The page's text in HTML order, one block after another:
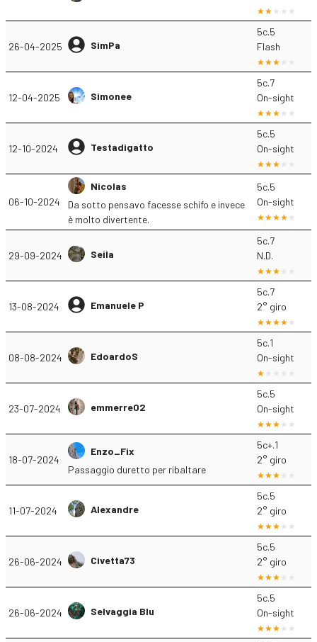
26-04-2025 SimPa
5c.5
Flash
12-04-2025 Simonee
5c.7
On-sight
12-10-2024 Testadigatto
5c.5
On-sight
06-10-2024
Nicolas
Da sotto pensavo facesse schifo e invece
è molto divertente.
5c.5
On-sight
29-09-2024 Seila
5c.7
N.D.
13-08-2024 Emanuele P
5c.7
2° giro
08-08-2024 EdoardoS
5c.1
On-sight
23-07-2024 emmerre02
5c.5
On-sight
18-07-2024
Enzo_Fix
Passaggio duretto per ribaltare
5c+.1
2° giro
11-07-2024 Alexandre
5c.5
2° giro
26-06-2024 Civetta73
5c.5
2° giro
26-06-2024 Selvaggia Blu
5c.5
On-sight